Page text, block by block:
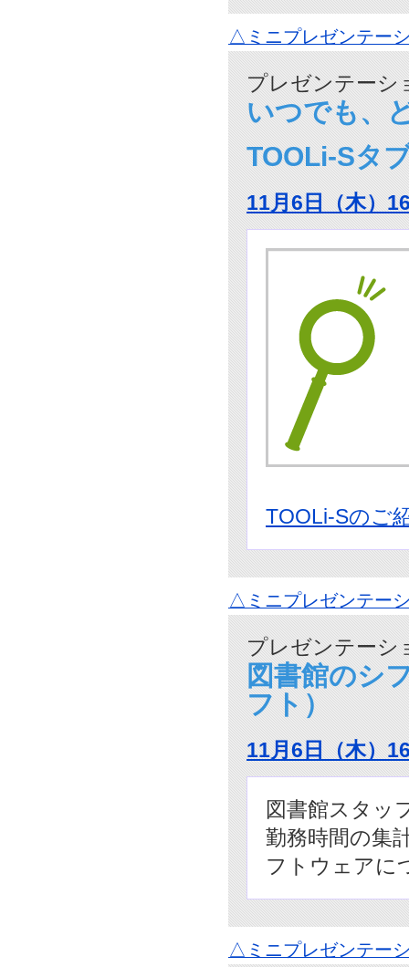
△ミニプレゼンテー
プレゼンテーシ
いつでも、
TOOLi-Sタ
11月6日（木）
TOOLi-Sのご
△ミニプレゼンテー
プレゼンテーシ
図書館のシ
フト）
11月6日（木）
図書館スタッ
勤務時間の集
フトウェアに
△ミニプレゼンテー